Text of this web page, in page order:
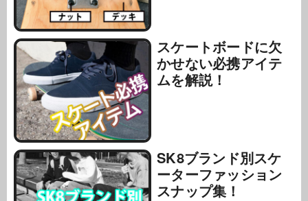
スケートボードに欠
かせない必携アイテ
ムを解説！
SK8ブランド別スケ
ーターファッション
スナップ集！